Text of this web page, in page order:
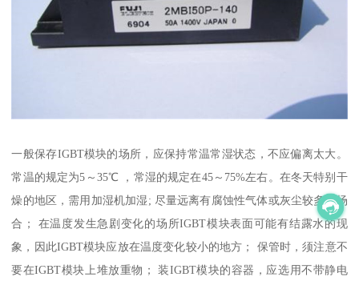
一般保存IGBT模块的场所，应保持常温常湿状态，不应偏离太大。
常温的规定为5～35℃ ，常湿的规定在45～75%左右。在冬天特别干
燥的地区，需用加湿机加湿; 尽量远离有腐蚀性气体或灰尘较多的场
合； 在温度发生急剧变化的场所IGBT模块表面可能有结露水的现
象，因此IGBT模块应放在温度变化较小的地方； 保管时，须注意不
要在IGBT模块上堆放重物； 装IGBT模块的容器，应选用不带静电